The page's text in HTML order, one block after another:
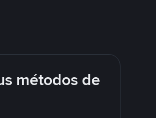
métodos de